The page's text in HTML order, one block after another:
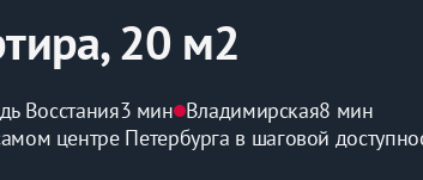
20 м2
Восстания3 мин Владимирская8 мин
центре Петербурга в шаговой